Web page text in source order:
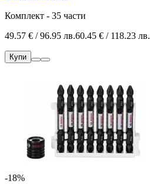
Комплект - 35 части
49.57 € / 96.95 лв.60.45 € / 118.23 лв.
Купи
-18%